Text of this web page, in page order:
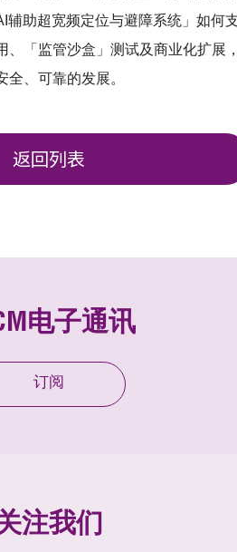
辅助超宽频定位与避障系统」如何
、「监管沙盒」测试及商业化扩展
、可靠的发展。
返回列表
电子通讯
订阅
注我们